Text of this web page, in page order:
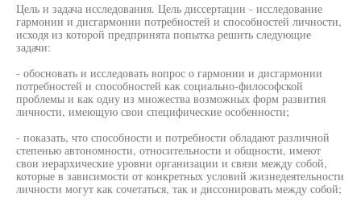
Цель и задача исследования. Цель диссертации - исследование
гармонии и дисгармонии потребностей и способностей личности,
исходя из которой предпринята попытка решить следующие
задачи:
- обосновать и исследовать вопрос о гармонии и дисгармонии
потребностей и способностей как социально-философской
проблемы и как одну из множества возможных форм развития
личности, имеющую свои специфические особенности;
- показать, что способности и потребности обладают различной
степенью автономности, относительности и общности, имеют
свои иерархические уровни организации и связи между собой,
которые в зависимости от конкретных условий жизнедеятельности
личности могут как сочетаться, так и диссонировать между собой;